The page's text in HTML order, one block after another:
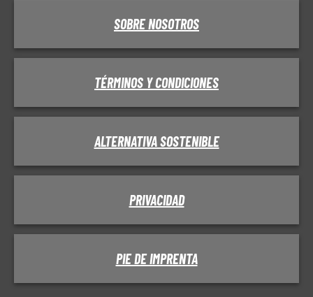
SOBRE NOSOTROS
TÉRMINOS Y CONDICIONES
ALTERNATIVA SOSTENIBLE
PRIVACIDAD
PIE DE IMPRENTA